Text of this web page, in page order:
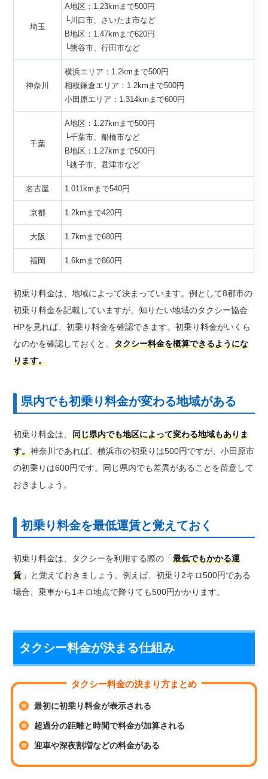
埼玉
A地区：1.23kmまで500円
└川口市、さいたま市など
B地区：1.47kmまで620円
└熊谷市、行田市など
神奈川
横浜エリア：1.2kmまで500円
相模鎌倉エリア：1.2kmまで500円
小田原エリア：1.314kmまで600円
千葉
A地区：1.27kmまで500円
└千葉市、船橋市など
B地区：1.27kmまで500円
└銚子市、君津市など
名古屋 1.011kmまで540円
京都 1.2kmまで420円
大阪 1.7kmまで680円
福岡 1.6kmまで860円
初乗り料金は、地域によって決まっています。例として8都市の
初乗り料金を記載していますが、知りたい地域のタクシー協会
HPを見れば、初乗り料金を確認できます。初乗り料金がいくら
なのかを確認しておくと、タクシー料金を概算できるようにな
ります。
県内でも初乗り料金が変わる地域がある
初乗り料金は、同じ県内でも地区によって変わる地域もありま
す。神奈川であれば、横浜市の初乗りは500円ですが、小田原市
の初乗りは600円です。同じ県内でも差異があることを留意して
おきましょう。
初乗り料金を最低運賃と覚えておく
初乗り料金は、タクシーを利用する際の「最低でもかかる運
賃 」と覚えておきましょう。例えば、初乗り2キロ500円である
場合、乗車から1キロ地点で降りても500円かかります。
タクシー料金が決まる仕組み
タクシー料金の決まり方まとめ
最初に初乗り料金が表示される
超過分の距離と時間で料金が加算される
迎車や深夜割増などの料金がある